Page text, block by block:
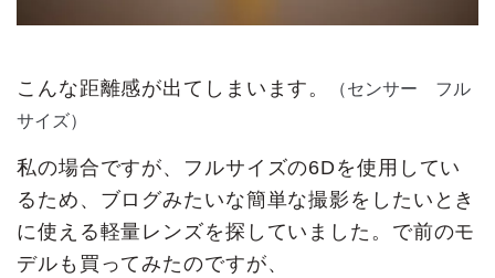
こんな距離感が出てしまいます。
（センサー フル
サイズ）
私の場合ですが、フルサイズの6Dを使用してい
るため、ブログみたいな簡単な撮影をしたいとき
に使える軽量レンズを探していました。で前のモ
デルも買ってみたのですが、